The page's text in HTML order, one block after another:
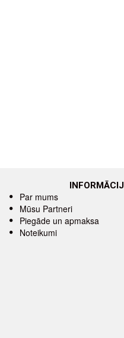
Par mums
Mūsu Partneri
Piegāde un apmaksa
Noteikumi